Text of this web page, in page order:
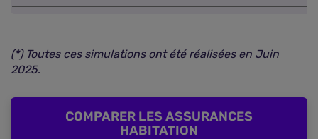
(*) Toutes ces simulations ont été réalisées en Juin
2025.
COMPARER LES ASSURANCES
HABITATION